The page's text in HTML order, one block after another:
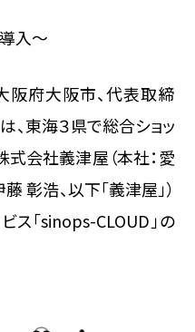
入～
阪府大阪市、代表取締
、東海３県で総合ショッ
会社義津屋（本社：愛
彰浩、以下「義津屋」）
ス「sinops-CLOUD」の